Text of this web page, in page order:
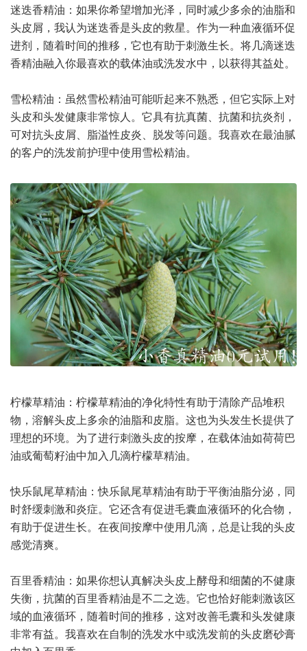
迷迭香精油：如果你希望增加光泽，同时减少多余的油脂和
头皮屑，我认为迷迭香是头皮的救星。作为一种血液循环促
进剂，随着时间的推移，它也有助于刺激生长。将几滴迷迭
香精油融入你最喜欢的载体油或洗发水中，以获得其益处。
雪松精油：虽然雪松精油可能听起来不熟悉，但它实际上对
头皮和头发健康非常惊人。它具有抗真菌、抗菌和抗炎剂，
可对抗头皮屑、脂溢性皮炎、脱发等问题。我喜欢在最油腻
的客户的洗发前护理中使用雪松精油。
柠檬草精油：柠檬草精油的净化特性有助于清除产品堆积
物，溶解头皮上多余的油脂和皮脂。这也为头发生长提供了
理想的环境。为了进行刺激头皮的按摩，在载体油如荷荷巴
油或葡萄籽油中加入几滴柠檬草精油。
快乐鼠尾草精油：快乐鼠尾草精油有助于平衡油脂分泌，同
时舒缓刺激和炎症。它还含有促进毛囊血液循环的化合物，
有助于促进生长。在夜间按摩中使用几滴，总是让我的头皮
感觉清爽。
百里香精油：如果你想认真解决头皮上酵母和细菌的不健康
失衡，抗菌的百里香精油是不二之选。它也恰好能刺激该区
域的血液循环，随着时间的推移，这对改善毛囊和头发健康
非常有益。我喜欢在自制的洗发水中或洗发前的头皮磨砂膏